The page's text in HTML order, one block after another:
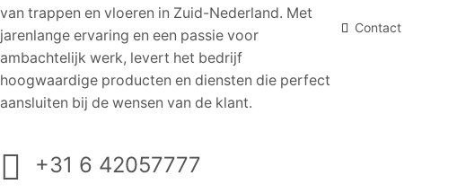
van trappen en vloeren in Zuid-Nederland. Met
jarenlange ervaring en een passie voor
ambachtelijk werk, levert het bedrijf
hoogwaardige producten en diensten die perfect
aansluiten bij de wensen van de klant.
+31 6 42057777
Contact